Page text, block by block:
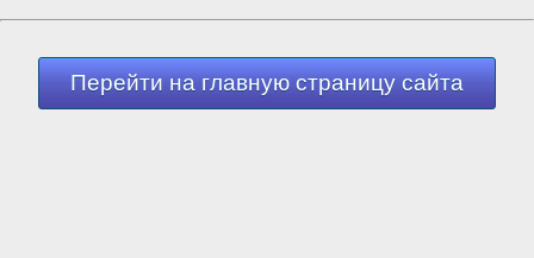
Евразия|Политика в России
Перейти на главную страницу сайта